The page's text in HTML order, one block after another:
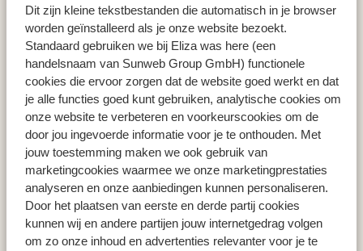
Dit zijn kleine tekstbestanden die automatisch in je browser
worden geïnstalleerd als je onze website bezoekt.
Standaard gebruiken we bij Eliza was here (een
handelsnaam van Sunweb Group GmbH) functionele
cookies die ervoor zorgen dat de website goed werkt en dat
je alle functies goed kunt gebruiken, analytische cookies om
onze website te verbeteren en voorkeurscookies om de
door jou ingevoerde informatie voor je te onthouden. Met
jouw toestemming maken we ook gebruik van
marketingcookies waarmee we onze marketingprestaties
analyseren en onze aanbiedingen kunnen personaliseren.
Door het plaatsen van eerste en derde partij cookies
kunnen wij en andere partijen jouw internetgedrag volgen
om zo onze inhoud en advertenties relevanter voor je te
Vakantie Italië
Vakantie Portugal
Populaire regio's
Vakantie Kreta
Vakantie Zakynthos
Vakantie Andalusië
Vakantie Algarve
Type vakantie